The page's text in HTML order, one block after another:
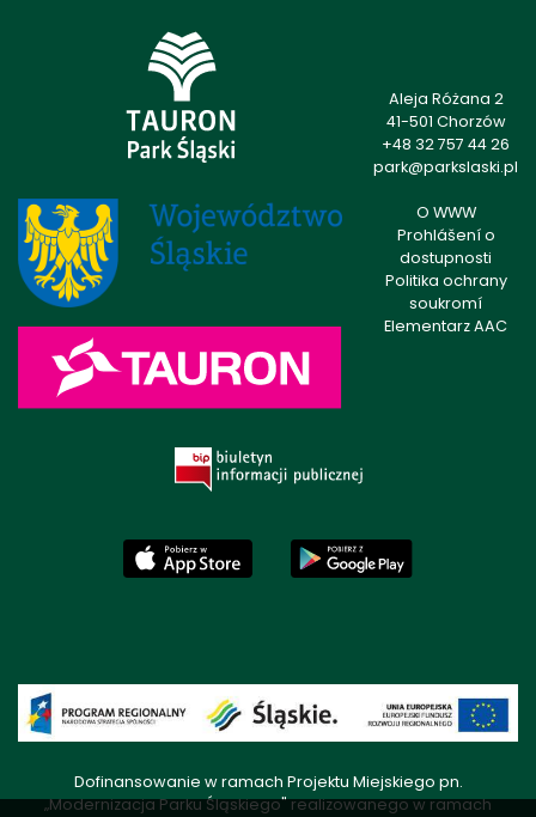
Aleja Różana 2
41-501 Chorzów
+48 32 757 44 26
park@parkslaski.pl
O WWW
Prohlášení o
dostupnosti
Politika ochrany
soukromí
Elementarz AAC
Dofinansowanie w ramach Projektu Miejskiego pn.
„Modernizacja Parku Śląskiego" realizowanego w ramach